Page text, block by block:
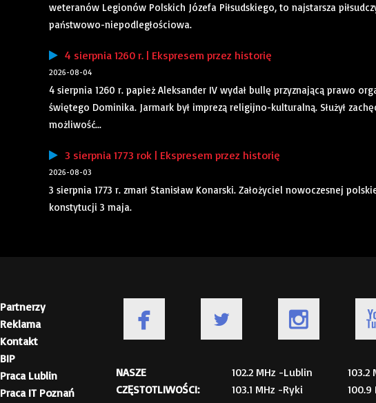
weteranów Legionów Polskich Józefa Piłsudskiego, to najstarsza
państwowo-niepodległościowa.
4 sierpnia 1260 r. | Ekspresem przez historię
2026-08-04
4 sierpnia 1260 r. papież Aleksander IV wydał bullę przyznającą prawo
świętego Dominika. Jarmark był imprezą religijno-kulturalną. Służył
możliwość...
3 sierpnia 1773 rok | Ekspresem przez historię
2026-08-03
3 sierpnia 1773 r. zmarł Stanisław Konarski. Założyciel nowoczesnej
konstytucji 3 maja.
Partnerzy
Reklama
Kontakt
BIP
Praca Lublin
Praca IT Poznań
NASZE
CZĘSTOTLIWOŚCI:
102.2 MHz -Lublin
103.1 MHz -Ryki
103.2
100.9